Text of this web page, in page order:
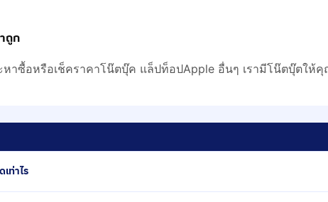
ถูก
าซื้อหรือเช็คราคาโน๊ตบุ๊ค แล็ปท็อปApple อื่นๆ เรามีโน๊ตบุ๊ตให้
ท่าไร